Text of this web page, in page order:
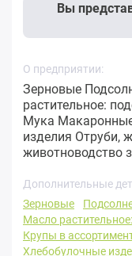
Вы
О предприятии:
Зерновые
растительное:
Мука
изделия Отруби,
животноводство
Дополнительные
Зерновые
Масло
Крупы в
Хлебобулочные